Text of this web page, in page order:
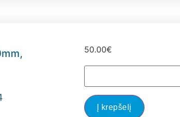
50.00€
Į krepšelį